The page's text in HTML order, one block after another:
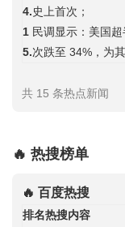
4.史上首次；
1
5.
民调显示：美国
次跌至 34%，为
共 15 条热点新闻
🔥 热搜榜单
🔥 百度热搜
排名热搜内容